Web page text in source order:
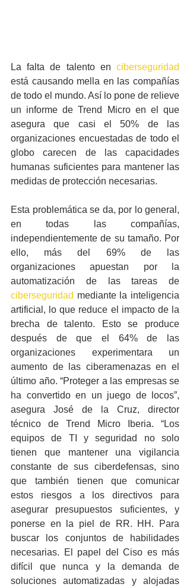
La falta de talento en ciberseguridad
está causando mella en las compañías
de todo el mundo. Así lo pone de relieve
un informe de Trend Micro en el que
asegura que casi el 50% de las
organizaciones encuestadas de todo el
globo carecen de las capacidades
humanas suficientes para mantener las
medidas de protección necesarias.
Esta problemática se da, por lo general,
en todas las compañías,
independientemente de su tamaño. Por
ello, más del 69% de las
organizaciones apuestan por la
ciberseguridad mediante la inteligencia
artificial, lo que reduce el impacto de la
brecha de talento. Esto se produce
después de que el 64% de las
organizaciones experimentara un
aumento de las ciberamenazas en el
último año. “Proteger a las empresas se
ha convertido en un juego de locos”,
asegura José de la Cruz, director
técnico de Trend Micro Iberia. “Los
equipos de TI y seguridad no solo
tienen que mantener una vigilancia
constante de sus ciberdefensas, sino
que también tienen que comunicar
estos riesgos a los directivos para
asegurar presupuestos suficientes, y
ponerse en la piel de RR. HH. Para
buscar los conjuntos de habilidades
necesarias. El papel del Ciso es más
difícil que nunca y la demanda de
soluciones automatizadas y alojadas